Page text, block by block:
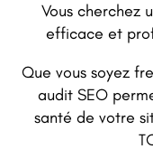
Vous cherchez
efficace et
Que vous soyez
audit SEO
santé de votre